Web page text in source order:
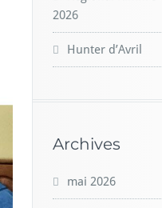
2026
Hunter d’Avril
Archives
mai 2026